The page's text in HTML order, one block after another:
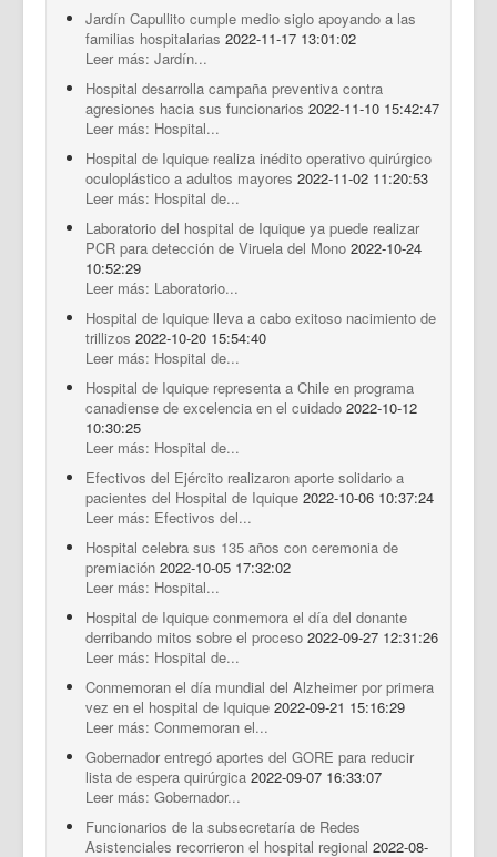
Jardín Capullito cumple medio siglo apoyando a las
familias hospitalarias 2022-11-17 13:01:02
Leer más: Jardín...
Hospital desarrolla campaña preventiva contra
agresiones hacia sus funcionarios 2022-11-10 15:42:47
Leer más: Hospital...
Hospital de Iquique realiza inédito operativo quirúrgico
oculoplástico a adultos mayores 2022-11-02 11:20:53
Leer más: Hospital de...
Laboratorio del hospital de Iquique ya puede realizar
PCR para detección de Viruela del Mono 2022-10-24
10:52:29
Leer más: Laboratorio...
Hospital de Iquique lleva a cabo exitoso nacimiento de
trillizos 2022-10-20 15:54:40
Leer más: Hospital de...
Hospital de Iquique representa a Chile en programa
canadiense de excelencia en el cuidado 2022-10-12
10:30:25
Leer más: Hospital de...
Efectivos del Ejército realizaron aporte solidario a
pacientes del Hospital de Iquique 2022-10-06 10:37:24
Leer más: Efectivos del...
Hospital celebra sus 135 años con ceremonia de
premiación 2022-10-05 17:32:02
Leer más: Hospital...
Hospital de Iquique conmemora el día del donante
derribando mitos sobre el proceso 2022-09-27 12:31:26
Leer más: Hospital de...
Conmemoran el día mundial del Alzheimer por primera
vez en el hospital de Iquique 2022-09-21 15:16:29
Leer más: Conmemoran el...
Gobernador entregó aportes del GORE para reducir
lista de espera quirúrgica 2022-09-07 16:33:07
Leer más: Gobernador...
Funcionarios de la subsecretaría de Redes
Asistenciales recorrieron el hospital regional 2022-08-